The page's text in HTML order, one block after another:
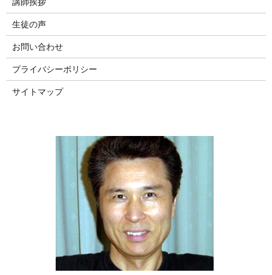
生徒の声
お問い合わせ
プライバシーポリシー
サイトマップ